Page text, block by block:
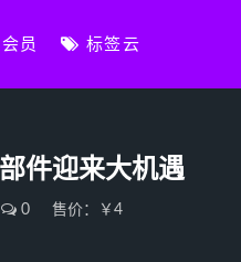
员 标签云
件迎来大机遇
0 售价：￥4